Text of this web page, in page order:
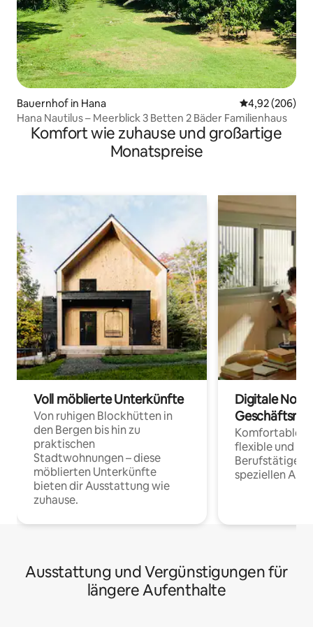
Bauernhof in Hana
4,92 (206)
Hana Nautilus – Meerblick 3 Betten 2 Bäder Familienhaus
Komfort wie zuhause und großartige
Monatspreise
Voll möblierte Unterkünfte
Von ruhigen Blockhütten in
den Bergen bis hin zu
praktischen
Stadtwohnungen – diese
möblierten Unterkünfte
bieten dir Ausstattung wie
zuhause.
Digitale
Komfortable
flexible und
Berufstätige
speziellen
Ausstattung und Vergünstigungen für
längere Aufenthalte